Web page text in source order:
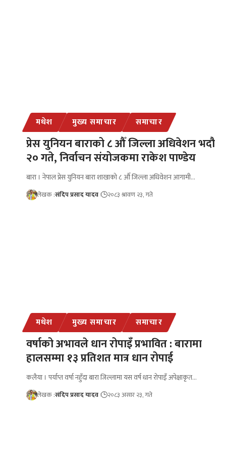
मधेश मुख्य समाचार समाचार
प्रेस युनियन बाराको ८ औँ जिल्ला अधिवेशन भदौ
२० गते, निर्वाचन संयोजकमा राकेश पाण्डेय
बारा । नेपाल प्रेस युनियन बारा शाखाको ८ औँ जिल्ला अधिवेशन आगामी…
लेखक :संदिप प्रसाद यादव २०८३ श्रावण २३, गते
मधेश मुख्य समाचार समाचार
वर्षाको अभावले धान रोपाइँ प्रभावित : बारामा
हालसम्मा १३ प्रतिशत मात्र धान रोपाई
कलैया । पर्याप्त वर्षा नहुँदा बारा जिल्लामा यस वर्ष धान रोपाइँ अपेक्षाकृत…
लेखक :संदिप प्रसाद यादव २०८३ असार २३, गते